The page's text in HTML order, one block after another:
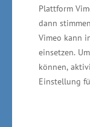
Plattform
dann
Vimeo kann
einsetzen.
können,
Einstellung
von zentraler
großes
sind dabei
erneuerbaren
setzten